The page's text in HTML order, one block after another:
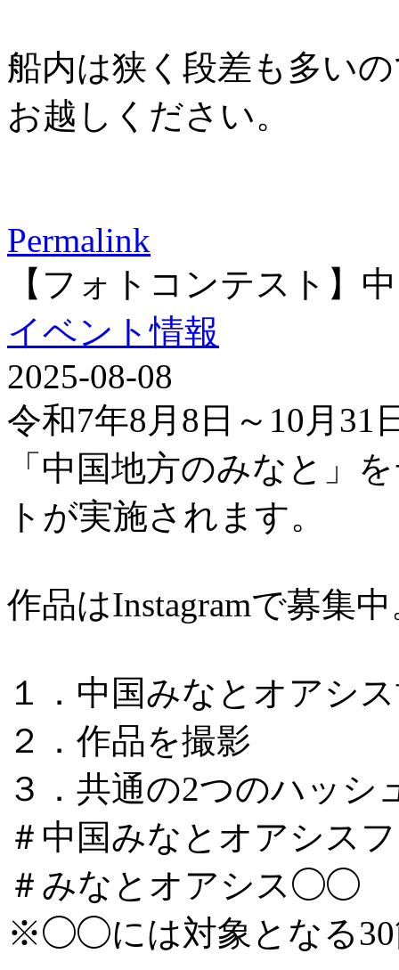
船内は狭く段差も多い
お越しください。
Permalink
【フォトコンテスト】
イベント情報
2025-08-08
令和7年8月8日～10月31
「中国地方のみなと」
トが実施されます。
作品はInstagramで募集
１．中国みなとオアシ
２．作品を撮影
３．共通の2つのハッシ
＃中国みなとオアシス
＃みなとオアシス◯◯
※◯◯には対象となる30